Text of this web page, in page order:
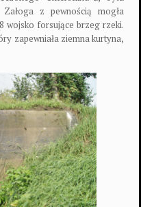
z pewnością mogła
wojsko forsujące brzeg rzeki.
zapewniała ziemna kurtyna,